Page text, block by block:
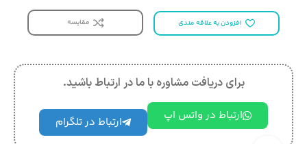
افزودن به علاقه مندی مقایسه
برای دریافت مشاوره با ما در ارتباط باشید.
ارتباط در واتس اپ ارتباط در تلگرام